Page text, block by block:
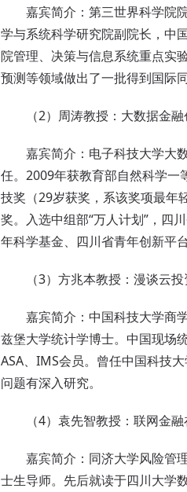
嘉宾简介：第三世界科学院
学与系统科学研究院副院长，中
院管理、决策与信息系统重点实
预测等领域做出了一批得到国际
（2）周涛教授：大数据金融
嘉宾简介：电子科技大学大
任。2009年获教育部自然科学
技奖（29岁获奖，系该奖项最年
奖。入选中组部“万人计划”，四
年科学基金、四川省青年创新平
（3）方兆本教授：漫谈云投
嘉宾简介：中国科技大学商
兹堡大学统计学博士。中国现场
ASA、IMS会员。曾任中国科技
问题有深入研究。
（4）袁先智教授：联网金融
嘉宾简介：同济大学风险管
士生导师。先后就读于四川大学